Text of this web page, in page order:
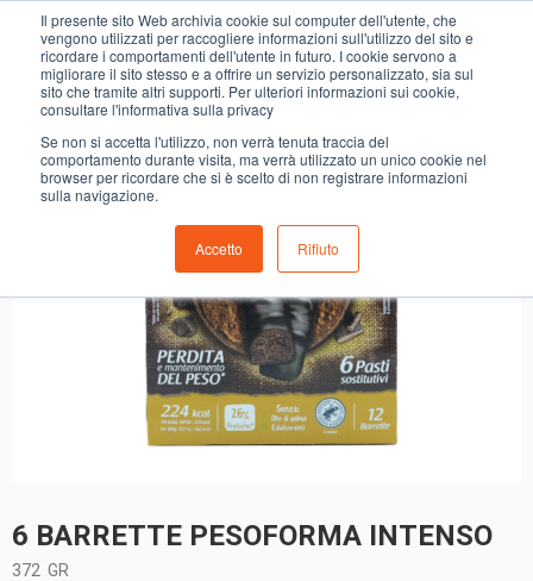
Il presente sito Web archivia cookie sul computer dell'utente, che
vengono utilizzati per raccogliere informazioni sull'utilizzo del sito e
ricordare i comportamenti dell'utente in futuro. I cookie servono a
migliorare il sito stesso e a offrire un servizio personalizzato, sia sul
sito che tramite altri supporti. Per ulteriori informazioni sui cookie,
consultare l'informativa sulla privacy
Se non si accetta l'utilizzo, non verrà tenuta traccia del
comportamento durante visita, ma verrà utilizzato un unico cookie nel
browser per ricordare che si è scelto di non registrare informazioni
sulla navigazione.
Accetto Rifiuto
6 BARRETTE PESOFORMA INTENSO
6 BARRETTE PESOFORMA INTENSO
372 GR